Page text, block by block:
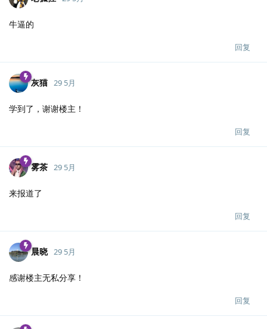
牛逼的
回复
灰猫 29 5月
学到了，谢谢楼主！
回复
雾茶 29 5月
来报道了
回复
晨晓 29 5月
感谢楼主无私分享！
回复